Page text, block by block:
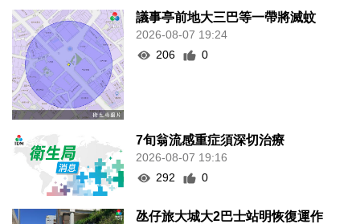
議事亭前地大三巴等一帶將滅蚊
2026-08-07 19:24
206
0
7旬翁流感重症須深切治療
2026-08-07 19:16
292
0
氹仔旅大城大2巴士站明恢復運作